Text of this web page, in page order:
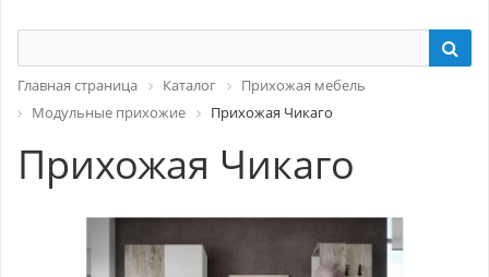
Главная страница Каталог
Прихожая мебель
Модульные прихожие
Прихожая Чикаго
Прихожая Чикаго